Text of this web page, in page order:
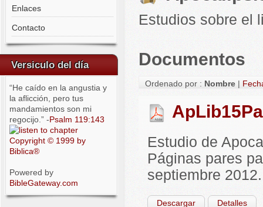
Enlaces
Contacto
Versiculo del día
“He caído en la angustia y
la aflicción, pero tus
mandamientos son mi
regocijo.” -Psalm 119:143
Copyright © 1999 by
Biblica®
Powered by
BibleGateway.com
Estudios sobre el
Documentos
Ordenado por : Nombre |
Estudio de
Páginas pares
septiembre 2012.
Descargar Detalles